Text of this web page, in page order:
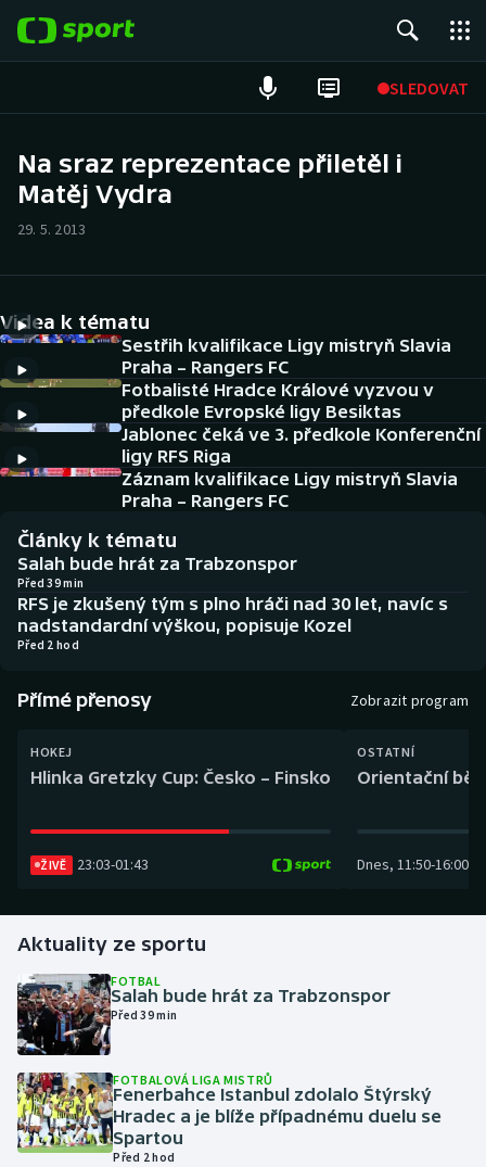
SLEDOVAT
Hokej
Cyklistika
DALŠÍ SPORTY
Americký fotbal
Baseball a softbal
Basketbal
Biatlon
Box
Curling
Florbal
Futsal
Golf
Gymnastika
Házená
Jezdectví
NEPŘEHLÉDNĚTE
Historické návraty
Aplikace ČT sport
Na sraz reprezentace přiletěl i
Matěj Vydra
29. 5. 2013
Videa k tématu
Sestřih kvalifikace Ligy mistryň Slavia
Praha – Rangers FC
Fotbalisté Hradce Králové vyzvou v
předkole Evropské ligy Besiktas
Jablonec čeká ve 3. předkole Konferenční
ligy RFS Riga
Záznam kvalifikace Ligy mistryň Slavia
Praha – Rangers FC
Články k tématu
Salah bude hrát za Trabzonspor
Před 39 min
RFS je zkušený tým s plno hráči nad 30 let, navíc s
nadstandardní výškou, popisuje Kozel
Před 2 hod
Přímé přenosy Zobrazit program
HOKEJ
Hlinka Gretzky Cup: Česko – Finsko
ŽIVĚ 23:03-01:43
OSTATNÍ
Orientační
Dnes, 11:50-16:00
Aktuality ze sportu
FOTBAL
Salah bude hrát za Trabzonspor
Před 39 min
FOTBALOVÁ LIGA MISTRŮ
Fenerbahce Istanbul zdolalo Štýrský
Hradec a je blíže případnému duelu se
Spartou
Před 2 hod